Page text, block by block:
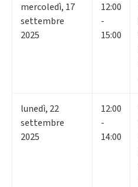
mercoledì, 17
settembre
2025
12:00
-
15:00
lunedì, 22
settembre
2025
12:00
-
14:00